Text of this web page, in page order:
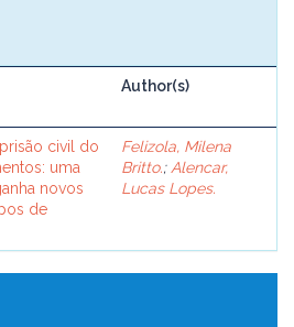
Author(s)
civil do
uma
novos
de
Felizola, Milena
Britto.; Alencar,
Lucas Lopes.